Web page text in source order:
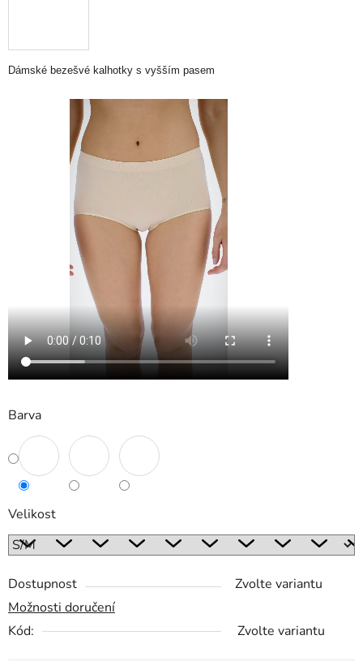
Dámské bezešvé kalhotky s vyšším pasem
Barva
Velikost
Dostupnost
Zvolte variantu
Možnosti doručení
Kód:
Zvolte variantu